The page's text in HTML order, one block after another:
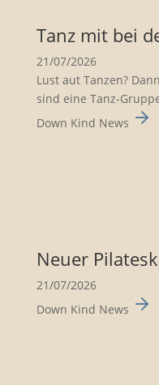
Tanz mit bei
21/07/2026
Lust aut Tanzen?
sind eine Tanz-
Down Kind News
Neuer
21/07/2026
Down Kind News